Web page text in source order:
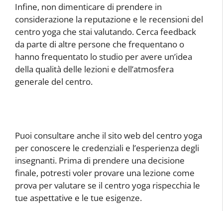
Infine, non dimenticare di prendere in
considerazione la reputazione e le recensioni del
centro yoga che stai valutando. Cerca feedback
da parte di altre persone che frequentano o
hanno frequentato lo studio per avere un’idea
della qualità delle lezioni e dell’atmosfera
generale del centro.
Puoi consultare anche il sito web del centro yoga
per conoscere le credenziali e l’esperienza degli
insegnanti. Prima di prendere una decisione
finale, potresti voler provare una lezione come
prova per valutare se il centro yoga rispecchia le
tue aspettative e le tue esigenze.